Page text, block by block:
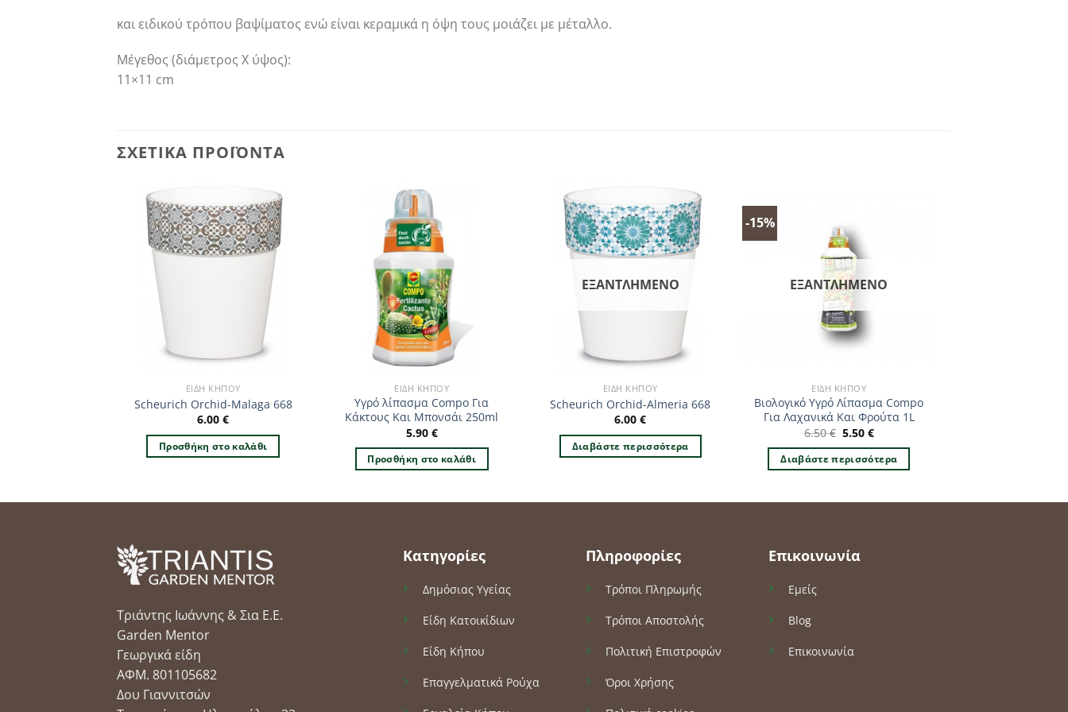
και ειδικού τρόπου βαψίματος ενώ είναι κεραμικά η όψη τους μοιάζει με μέταλλο.
Μέγεθος (διάμετρος Χ ύψος):
11×11 cm
ΣΧΕΤΙΚΆ ΠΡΟΪΌΝΤΑ
ΕΊΔΗ ΚΉΠΟΥ
Scheurich Orchid-Malaga 668
6.00€
Προσθήκη στο καλάθι
ΕΊΔΗ ΚΉΠΟΥ
Υγρό λίπασμα Compo Για
Κάκτους Και Μπονσάι 250ml
5.90 €
Προσθήκη στο καλάθι
ΕΞΑΝΤΛΗΜΈΝΟ
ΕΊΔΗ ΚΉΠΟΥ
Scheurich Orchid-Almeria 668
6.00€
Διαβάστε περισσότερα
-15%
ΕΞΑΝΤΛΗΜΈΝΟ
ΕΊΔΗ ΚΉΠΟΥ
Βιολογικό Υγρό Λίπασμα Compo
Για Λαχανικά Και Φρούτα 1L
6.50€ Original
was:
6.50 €.
5.50 €Η
τιμή
είναι:
Διαβάστε περισσότερα
Τριάντης Ιωάννης & Σια Ε.Ε.
Garden Mentor
Γεωργικά είδη
ΑΦΜ. 801105682
Δου Γιαννιτσών
Κατηγορίες
Δημόσιας Υγείας
Είδη Κατοικίδιων
Είδη Κήπου
Επαγγελματικά Ρούχα
Πληροφορίες
Τρόποι Πληρωμής
Τρόποι Αποστολής
Πολιτική Επιστροφών
Όροι Χρήσης
Επικοινωνία
Εμείς
Blog
Επικοινωνία